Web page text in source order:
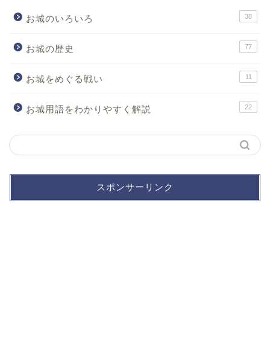
お城のいろいろ 38
お城の歴史 77
お城をめぐる戦い 11
お城用語をわかりやすく解説 22
スポンサーリンク